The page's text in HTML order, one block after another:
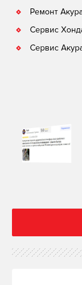
Ремонт
Сервис
Сервис